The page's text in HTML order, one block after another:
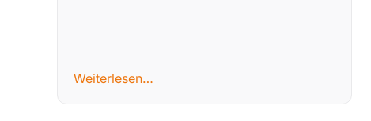
Weiterlesen…